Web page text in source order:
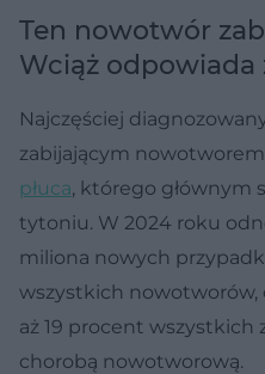
Ten nowotwór
Wciąż
Najczęściej
zabijającym
płuca, którego głównym
tytoniu. W 2024 roku
miliona nowych
wszystkich nowotworów,
aż 19 procent
chorobą nowotworową.